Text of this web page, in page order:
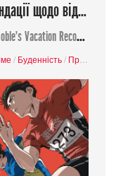
Рекомендації щодо відпустки скромного дворянина
Vacation Recommendation
/ Буденність/ Пригоди